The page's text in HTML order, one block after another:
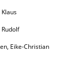
Klaus
Rudolf
Eike-Christian